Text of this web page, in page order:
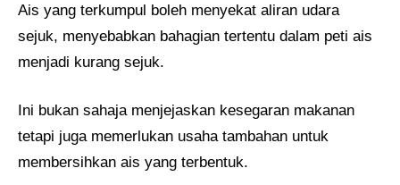
Ais yang terkumpul boleh menyekat aliran udara
sejuk, menyebabkan bahagian tertentu dalam peti ais
menjadi kurang sejuk.
Ini bukan sahaja menjejaskan kesegaran makanan
tetapi juga memerlukan usaha tambahan untuk
membersihkan ais yang terbentuk.